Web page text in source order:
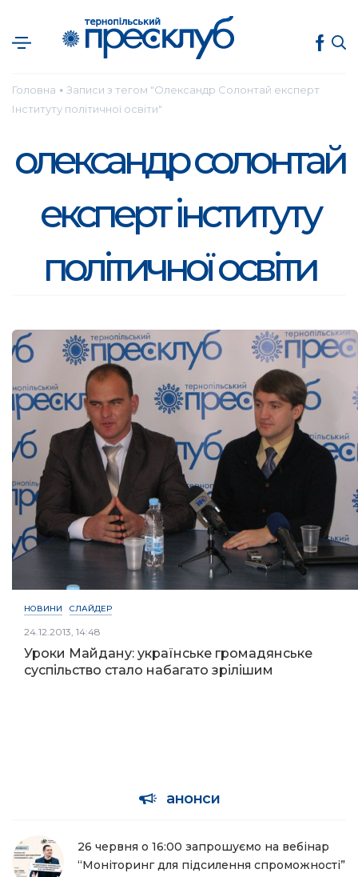
Головна ● Записи з тегом "Олександр Солонтай експерт
Інституту політичної освіти"
олександр солонтай
експерт інституту
політичної освіти
НОВИНИ СЛАЙДЕР
24.12.2013, 14:48
Уроки Майдану: українське громадянське
суспільство стало набагато зрілішим
анонси
26 червня о 16:00 запрошуємо на вебінар
“Моніторинг для підсилення спроможності”